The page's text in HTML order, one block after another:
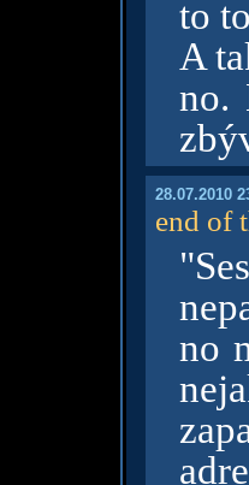
to
A
no.
28.07.2010
end of
no